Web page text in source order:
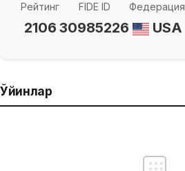
Рейтинг
2106
FIDE ID
30985226
Федерация
USA
Ўйинлар